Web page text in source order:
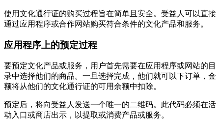
使用文化通行证的购买过程旨在简单且安全。受益人可以直接
通过应用程序或合作网站购买符合条件的文化产品和服务。
应用程序上的预定过程
要预定文化产品或服务，用户首先需要在应用程序或网站的目
录中选择他们的商品。一旦选择完成，他们就可以下订单，金
额将从他们的文化通行证的可用余额中扣除。
预定后，将向受益人发送一个唯一的二维码。此代码必须在活
动入口或商店出示，以提取或消费产品或服务。